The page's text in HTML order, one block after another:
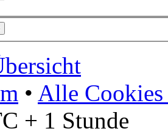
• Alle Cookies
+ 1 Stunde